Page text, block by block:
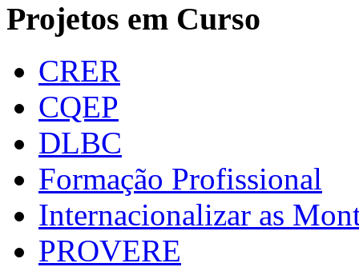
Projetos em Curso
CRER
CQEP
DLBC
Formação Profissional
Internacionalizar as
PROVERE